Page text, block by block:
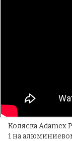
Коляска Adamex
1 на